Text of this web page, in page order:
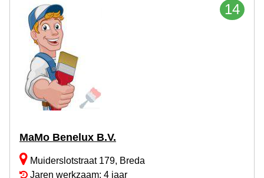
14
MaMo Benelux B.V.
Muiderslotstraat 179, Breda
Jaren werkzaam: 4 jaar